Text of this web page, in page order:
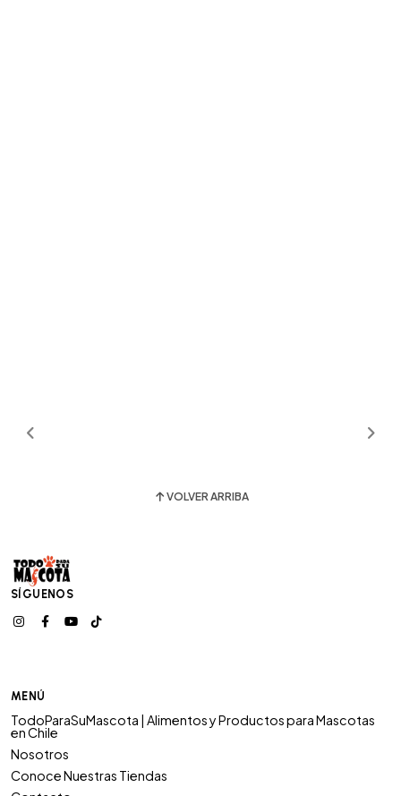
VOLVER ARRIBA
SÍGUENOS
MENÚ
TodoParaSuMascota | Alimentos y Productos para Mascotas
en Chile
Nosotros
Conoce Nuestras Tiendas